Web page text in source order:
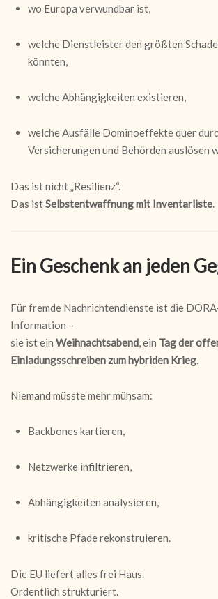
wo Europa verwundbar ist,
welche Dienstleister den größten
könnten,
welche Abhängigkeiten existieren,
welche Ausfälle Dominoeffekte quer
Versicherungen und Behörden auslösen
Das ist nicht „Resilienz“.
Das istSelbstentwaffnung mit Inventarliste.
Ein Geschenk an jeden
Für fremde Nachrichtendienste ist die
Information –
sie ist ein Weihnachtsabend, ein Tag der
Einladungsschreiben zum hybriden Krieg.
Niemand müsste mehr mühsam:
Backbones kartieren,
Netzwerke infiltrieren,
Abhängigkeiten analysieren,
kritische Pfade rekonstruieren.
Die EU liefert alles frei Haus.
Ordentlich strukturiert.